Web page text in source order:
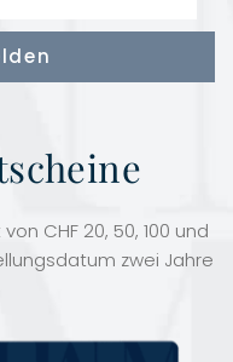
CHF 20, 50, 100 und
zwei Jahre